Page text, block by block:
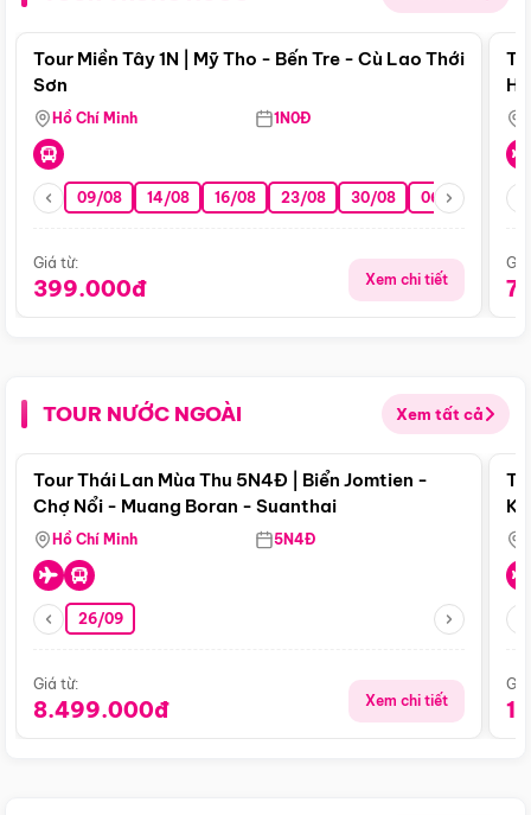
Điểm nổi bật
Tour Miền Tây 1N | Mỹ Tho - Bến Tre - Cù Lao Thới
Sơn
Hồ Chí Minh 1N0Đ
09/08 14/08 16/08 23/08 30/08 06/09 13/09
Giá từ:
399.000đ Xem chi tiết
TOUR NƯỚC NGOÀI Xem tất cả
Điểm nổi bật
Tour Thái Lan Mùa Thu 5N4Đ | Biển Jomtien -
Chợ Nổi - Muang Boran - Suanthai
Hồ Chí Minh 5N4Đ
26/09
Giá từ:
8.499.000đ Xem chi tiết